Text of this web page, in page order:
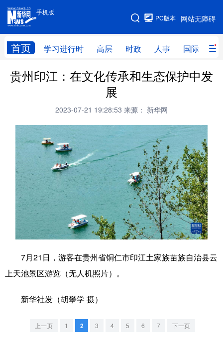
手机版
网站无障碍
PC版本
首页 学习进行时 高层 时政 人事 国际 财
手机版
网站地图
学习进行时 高层 时政 人事
全球连线
科技 科创 量子 体育
文化 书画 健康 军事
访谈 视频 图片 政务
法律 中央文件 金融 汽车
食品 人居 信息化 数字经济
学术中国 乡村振兴 银龄 溯源中国
城市 旅游 能源 会展
公益 一带一路
文化产业
贵州印江：在文化传承和生态保护中发
展
2023-07-21 19:28:53 来源： 新华网
7月21日，游客在贵州省铜仁市印江土家族苗族自治县云
上天池景区游览（无人机照片）。
新华社发（胡攀学 摄）
上一页 1 2 3 4 5 6 7 下一页